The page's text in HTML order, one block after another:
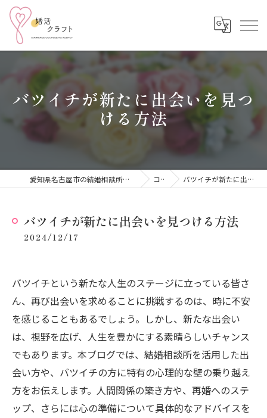
バツイチが新たに出会いを見つ
ける方法
愛知県名古屋市の結婚相談所なら結婚相談所 婚活クラフト コラム バツイチが新たに出会いを見つける方法
バツイチが新たに出会いを見つける方法
2024/12/17
バツイチという新たな人生のステージに立っている皆さ
ん、再び出会いを求めることに挑戦するのは、時に不安
を感じることもあるでしょう。しかし、新たな出会い
は、視野を広げ、人生を豊かにする素晴らしいチャンス
でもあります。本ブログでは、結婚相談所を活用した出
会い方や、バツイチの方に特有の心理的な壁の乗り越え
方をお伝えします。人間関係の築き方や、再婚へのステ
ップ、さらには心の準備について具体的なアドバイスを